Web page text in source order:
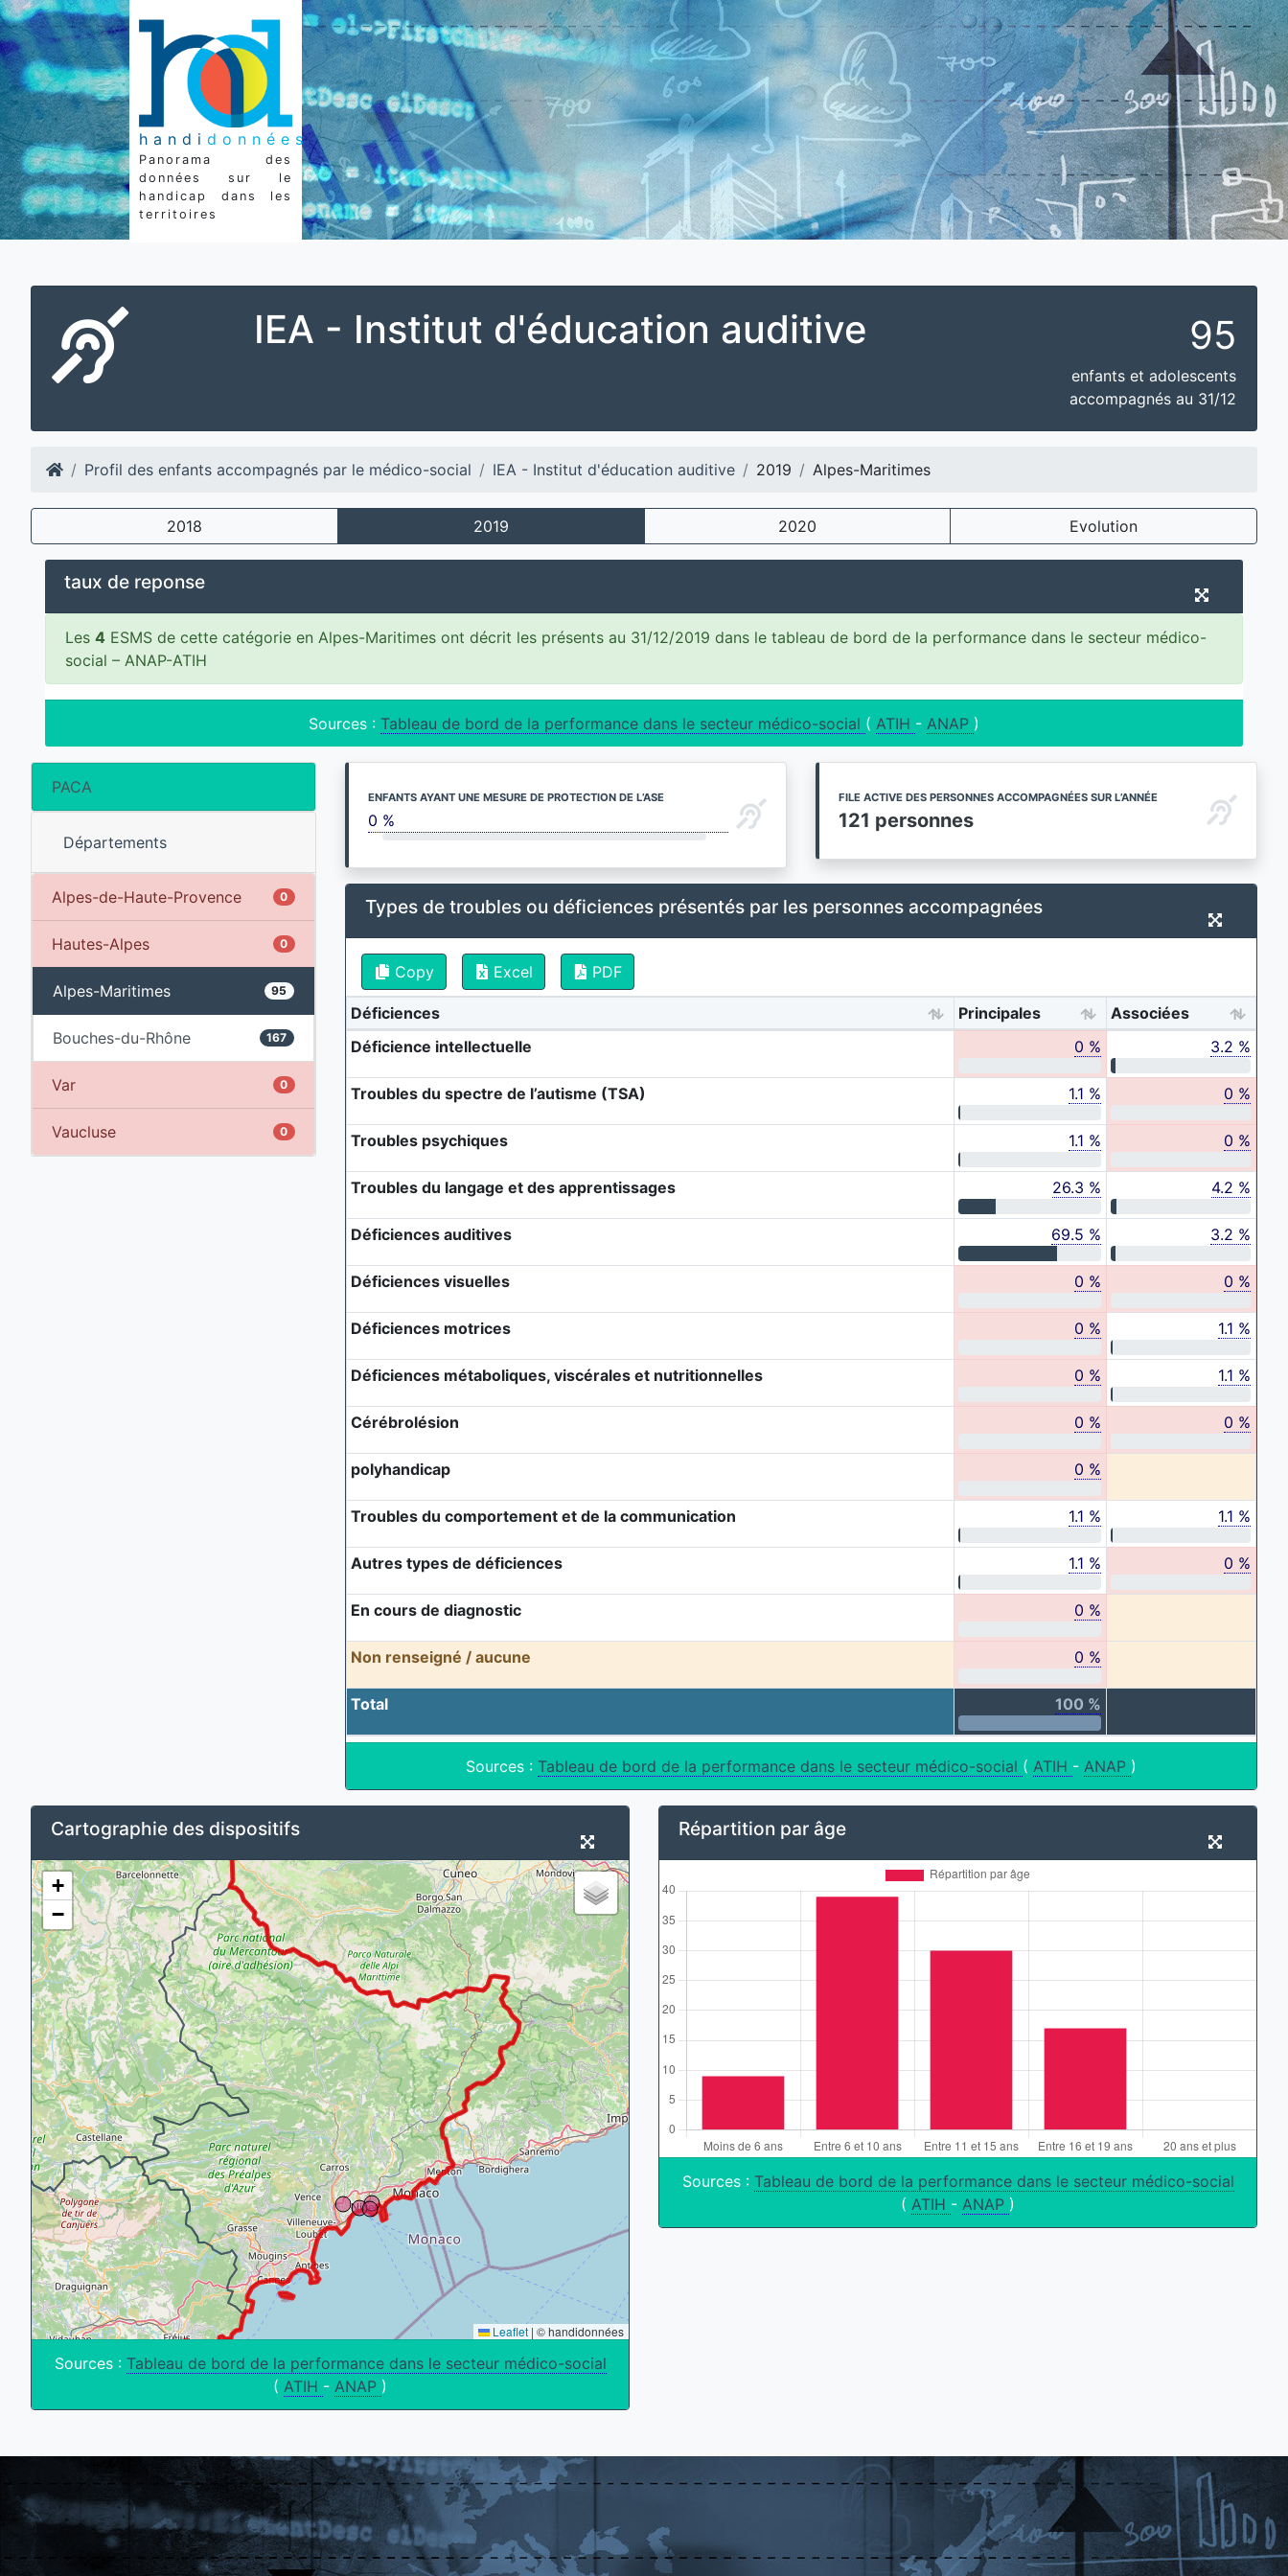
handi données
Panorama des
données sur le
handicap dans les
territoires
IEA - Institut d'éducation auditive 95
enfants et adolescents
accompagnés au 31/12
Profil des enfants accompagnés par le médico-social IEA - Institut d'éducation auditive 2019 Alpes-Maritimes
2018 2019 2020 Evolution
taux de reponse
Les 4 ESMS de cette catégorie en Alpes-Maritimes ont décrit les présents au 31/12/2019 dans le tableau de bord de la performance dans le secteur médico-
social – ANAP-ATIH
Sources : Tableau de bord de la performance dans le secteur médico-social ( ATIH - ANAP )
PACA
Départements
Alpes-de-Haute-Provence 0
Hautes-Alpes 0
Alpes-Maritimes 95
Bouches-du-Rhône 167
Var 0
Vaucluse 0
ENFANTS AYANT UNE MESURE DE PROTECTION DE L’ASE
0 %
FILE ACTIVE DES PERSONNES ACCOMPAGNÉES SUR L’ANNÉE
121 personnes
Types de troubles ou déficiences présentés par les personnes accompagnées
Copy Excel PDF
Déficiences Principales
Associées
Déficience intellectuelle
0 % 3.2 %
Troubles du spectre de l’autisme (TSA) 1.1 % 0 %
Troubles psychiques 1.1 % 0 %
Troubles du langage et des apprentissages 26.3 % 4.2 %
Déficiences auditives 69.5 % 3.2 %
Déficiences visuelles 0 % 0 %
Déficiences motrices 0 % 1.1 %
Déficiences métaboliques, viscérales et nutritionnelles 0 % 1.1 %
Cérébrolésion 0 % 0 %
polyhandicap 0 %
Troubles du comportement et de la communication 1.1 % 1.1 %
Autres types de déficiences 1.1 % 0 %
En cours de diagnostic 0 %
Non renseigné / aucune 0 %
Total 100 %
Sources : Tableau de bord de la performance dans le secteur médico-social ( ATIH - ANAP )
Cartographie des dispositifs
+
−
Leaflet | © handidonnées
Sources : Tableau de bord de la performance dans le secteur médico-social
( ATIH - ANAP )
Répartition par âge
Sources : Tableau de bord de la performance dans le secteur médico-social
( ATIH - ANAP )